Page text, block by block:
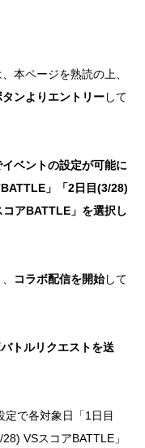
本ページを熟読の上、
ンよりエントリーして
ベントの設定が可能に
」「2日目(3/28)
アBATTLE」を選択し
コラボ配信を開始して
トルリクエストを送
定で各対象日「1日目
VSスコアBATTLE」